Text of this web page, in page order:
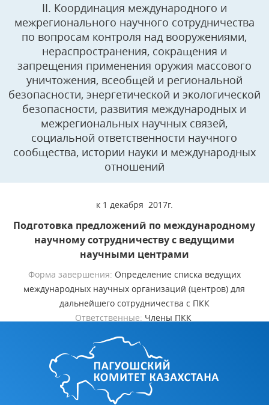
II. Координация международного и
межрегионального научного сотрудничества
по вопросам контроля над вооружениями,
нераспространения, сокращения и
запрещения применения оружия массового
уничтожения, всеобщей и региональной
безопасности, энергетической и экологической
безопасности, развития международных и
межрегиональных научных связей,
социальной ответственности научного
сообщества, истории науки и международных
отношений
к 1 декабря 2017г.
Подготовка предложений по международному
научному сотрудничеству с ведущими
научными центрами
Форма завершения: Определение списка ведущих
международных научных организаций (центров) для
дальнейшего сотрудничества с ПКК
Ответственные: Члены ПКК